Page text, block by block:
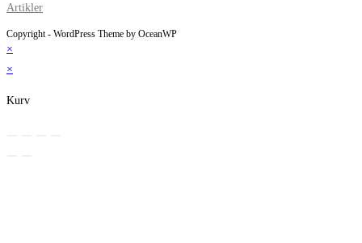
Artikler
Copyright - WordPress Theme by OceanWP
×
×
Kurv